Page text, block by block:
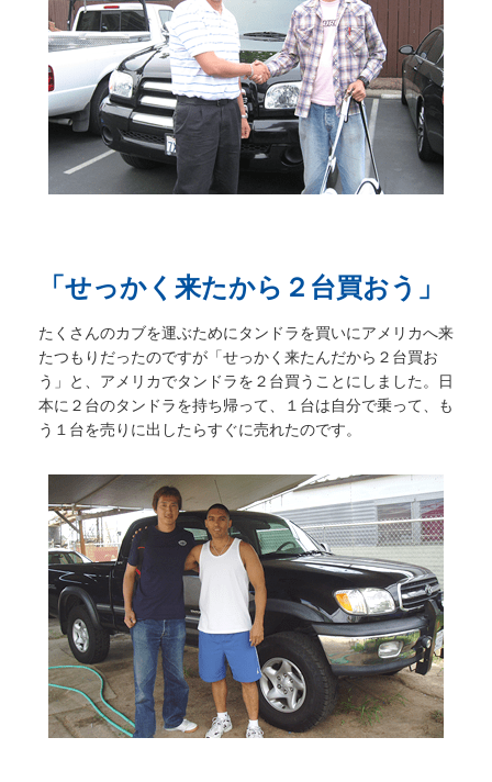
「せっかく来たから２台買おう」
たくさんのカブを運ぶためにタンドラを買いにアメリカへ来
たつもりだったのですが「せっかく来たんだから２台買お
う」と、アメリカでタンドラを２台買うことにしました。日
本に２台のタンドラを持ち帰って、１台は自分で乗って、も
う１台を売りに出したらすぐに売れたのです。